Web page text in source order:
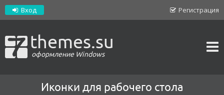
Регистрация
Вход
themes.su
оформление Windows
Иконки для рабочего стола